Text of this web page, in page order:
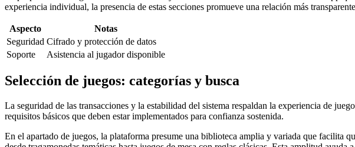
experiencia individual, la presencia de estas secciones promueve una relación más
Aspecto
Notas
Seguridad Cifrado y protección de datos
Soporte
Asistencia al jugador disponible
Selección de juegos: categorías y busca
La seguridad de las transacciones y la estabilidad del sistema respaldan la experiencia de
requisitos básicos que deben estar implementados para confianza sostenida.
En el apartado de juegos, la plataforma presume una biblioteca amplia y variada que facilita